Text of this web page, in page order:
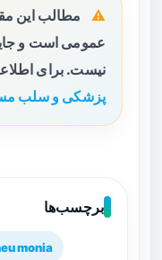
مطالب این
عمومی است و
نیست. برای
پزشکی و سلب
برچسب‌ها